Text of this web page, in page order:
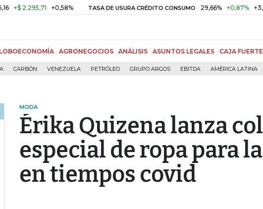
+0,58% TASA DE USURA CRÉDITO CONSUMO 29,66% +0,87% +3,02%
AGRONEGOCIOS ANÁLISIS ASUNTOS LEGALES CAJA FUERTE
CARBÓN VENEZUELA PETRÓLEO GRUPO ARGOS EBITDA AMÉRICA LATINA
MODA
Érika Quizena lanza
especial de ropa para
en tiempos covid